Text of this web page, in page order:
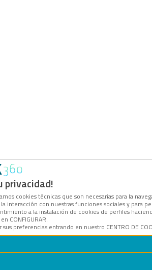
privacidad!
cookies técnicas que son necesarias para la
interacción con nuestras funciones sociales y
a la instalación de cookies de perfiles
CONFIGURAR.
preferencias entrando en nuestro CENTRO DE